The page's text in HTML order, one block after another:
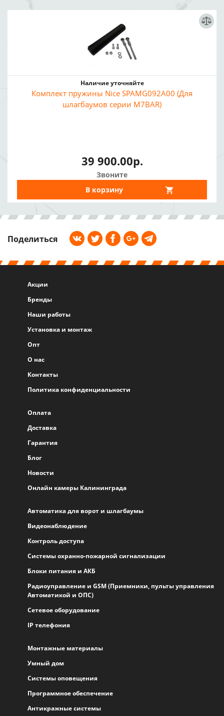
Наличие уточняйте
Комплект пружины Nice SPAMG092A00 (Для
шлагбаумов серии M7BAR)
39 900.00р.
Звоните
В корзину
Поделиться
Акции
Бренды
Наши работы
Установка и монтаж
Опт
О нас
Контакты
Политика конфиденциальности
Оплата
Доставка
Гарантия
Блог
Новости
Онлайн камеры Калининграда
Автоматика для ворот и шлагбаумы
Видеонаблюдение
Контроль доступа
Системы охранно-пожарной сигнализации
Блоки питания и АКБ
Радиоуправление и GSM (Приемники, пульты управления
Автоматикой и ОПС)
Сетевое оборудование
IP телефония
Монтажные материалы
Умный дом
Системы оповещения
Программное обеспечение
Антикражные системы